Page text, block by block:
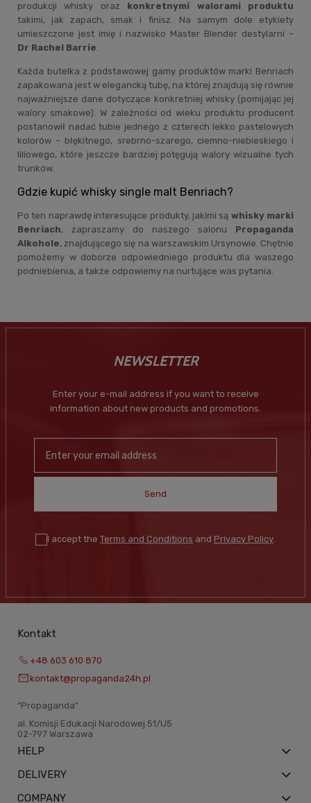
produkcji whisky oraz konkretnymi walorami produktu
takimi, jak zapach, smak i finisz. Na samym dole etykiety
umieszczone jest imię i nazwisko Master Blender destylarni –
Dr Rachel Barrie.
Każda butelka z podstawowej gamy produktów marki Benriach
zapakowana jest w elegancką tubę, na której znajdują się równie
najważniejsze dane dotyczące konkretniej whisky (pomijając jej
walory smakowe). W zależności od wieku produktu producent
postanowił nadać tubie jednego z czterech lekko pastelowych
kolorów – błękitnego, srebrno-szarego, ciemno-niebieskiego i
liliowego, które jeszcze bardziej potęgują walory wizualne tych
trunków.
Gdzie kupić whisky single malt Benriach?
Po ten naprawdę interesujące produkty, jakimi są whisky marki
Benriach, zapraszamy do naszego salonu Propaganda
Alkohole, znajdującego się na warszawskim Ursynowie. Chętnie
pomożemy w doborze odpowiedniego produktu dla waszego
podniebienia, a także odpowiemy na nurtujące was pytania.
NEWSLETTER
Enter your e-mail address if you want to receive
information about new products and promotions.
Send
I accept the Terms and Conditions and Privacy Policy.
Kontakt
+48 603 610 870
kontakt@propaganda24h.pl
“Propaganda"
al. Komisji Edukacji Narodowej 51/U5
02-797 Warszawa
HELP
DELIVERY
COMPANY